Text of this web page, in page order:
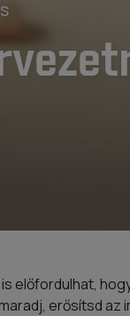
előfordulhat,
erősítsd